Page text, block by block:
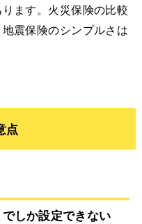
ます。火災保険の比較
震保険のシンプルさは
点
しか設定できない